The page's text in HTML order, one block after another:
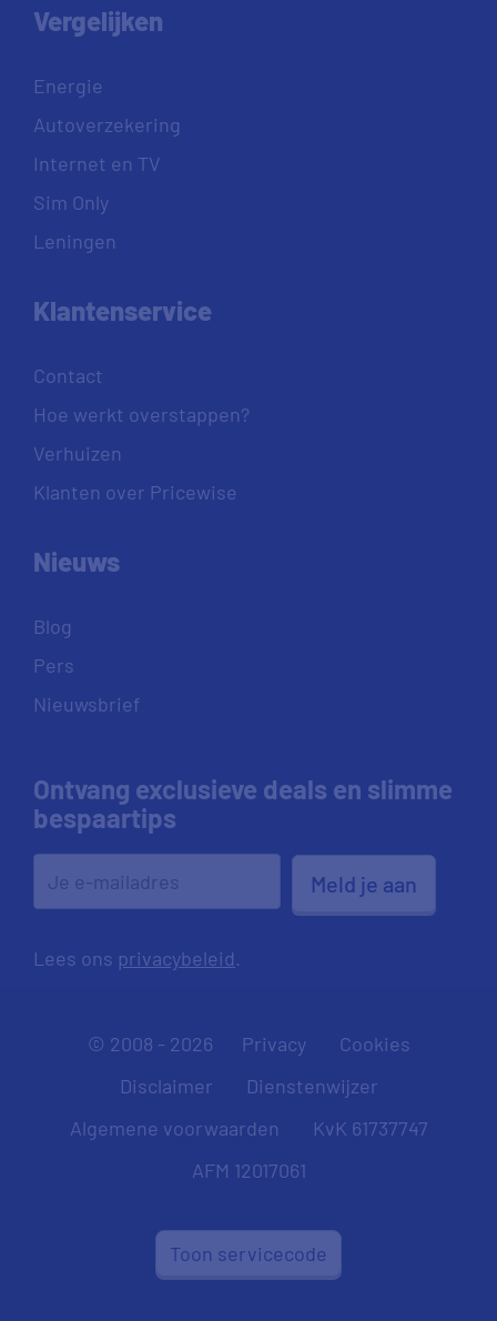
Vergelijken
Energie
Autoverzekering
Internet en TV
Sim Only
Leningen
Klantenservice
Contact
Hoe werkt overstappen?
Verhuizen
Klanten over Pricewise
Nieuws
Blog
Pers
Nieuwsbrief
Ontvang exclusieve deals en slimme
bespaartips
Meld je aan
Lees ons privacybeleid.
© 2008 - 2026 Privacy
Cookies
Disclaimer
Dienstenwijzer
Algemene voorwaarden
KvK 61737747
AFM 12017061
Toon servicecode